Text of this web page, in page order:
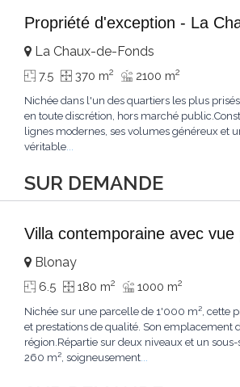
Propriété d'exception - La
SUR DEMANDE
La Chaux-de-Fonds
7.5 370 m2 2100 m2
Nichée dans l'un des quartiers les plus
en toute discrétion, hors marché
lignes modernes, ses volumes généreux et
véritable...
Villa contemporaine avec
Blonay
6.5 180 m2 1000 m2
Nichée sur une parcelle de 1'000 m², cette
et prestations de qualité. Son
région.Répartie sur deux niveaux et un
260 m², soigneusement...